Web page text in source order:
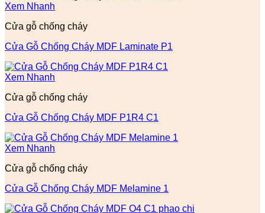
Xem Nhanh
Cửa gỗ chống cháy
Cửa Gỗ Chống Cháy MDF Laminate P1
Xem Nhanh
Cửa gỗ chống cháy
Cửa Gỗ Chống Cháy MDF P1R4 C1
Xem Nhanh
Cửa gỗ chống cháy
Cửa Gỗ Chống Cháy MDF Melamine 1